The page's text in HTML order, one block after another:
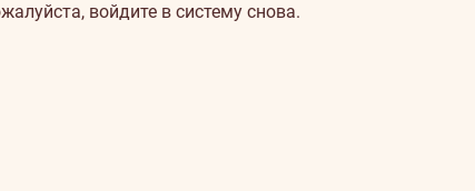
войдите в систему снова.